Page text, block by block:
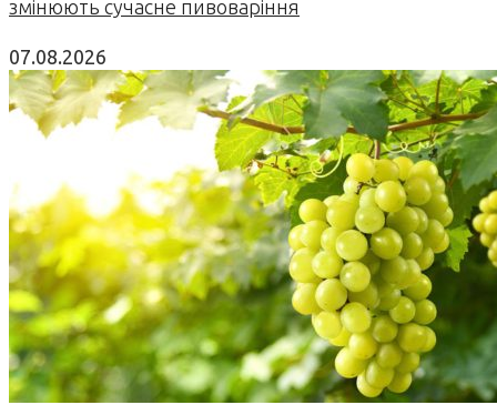
змінюють сучасне пивоваріння
07.08.2026